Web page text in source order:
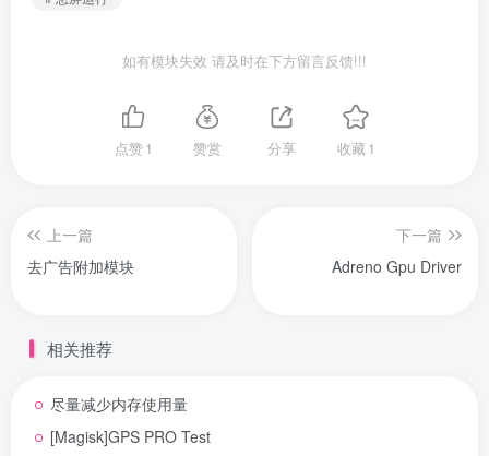
如有模块失效 请及时在下方留言反馈!!!
点赞1 赞赏 分享 收藏1
上一篇
去广告附加模块
下一篇
Adreno Gpu Driver
相关推荐
尽量减少内存使用量
[Magisk]GPS PRO Test